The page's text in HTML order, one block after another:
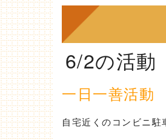
6/2の活動
一日一善活動
自宅近くのコンビニ駐